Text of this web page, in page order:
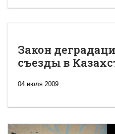
Закон
съезды в
04 июля 2009